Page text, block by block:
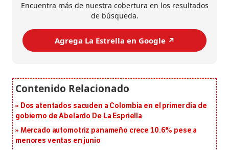
Encuentra más de nuestra cobertura en los resultados
de búsqueda.
Agrega La Estrella en Google ↗️
Dos atentados sacuden a Colombia en el primer día de
gobierno de Abelardo De La Espriella
Mercado automotriz panameño crece 10.6% pese a
menores ventas en junio